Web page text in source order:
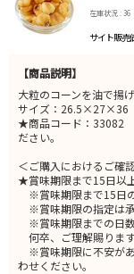
在庫状況 : 36
サイト販売
【商品説明】
大粒のコーンを油で揚
サイズ：26.5×27×36
★商品コード：33082
ださい。
＜ご購入におけるご確
★賞味期限まで15日以
※賞味期限まで15日の
※賞味期限の指定は承
※賞味期限までの日数
何卒、ご理解賜りま
※賞味期限に不安が
わせください。